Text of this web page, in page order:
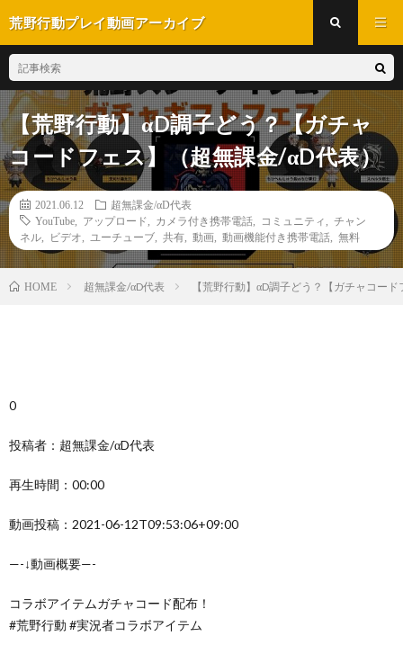
荒野行動プレイ動画アーカイブ
【荒野行動】αD調子どう？【ガチャ
コードフェス】（超無課金/αD代表）
2021.06.12
超無課金/αD代表
YouTube
アップロード カメラ付き携帯電話 コミュニティ
チャン
ネル
ビデオ ユーチューブ 共有 動画 動画機能付き携帯電話 無料
HOME 超無課金/αD代表 【荒野行動】αD調子どう？【ガチャコー
0
投稿者：超無課金/αD代表
再生時間：00:00
動画投稿：2021-06-12T09:53:06+09:00
—-↓動画概要—-
コラボアイテムガチャコード配布！
#荒野行動 #実況者コラボアイテム